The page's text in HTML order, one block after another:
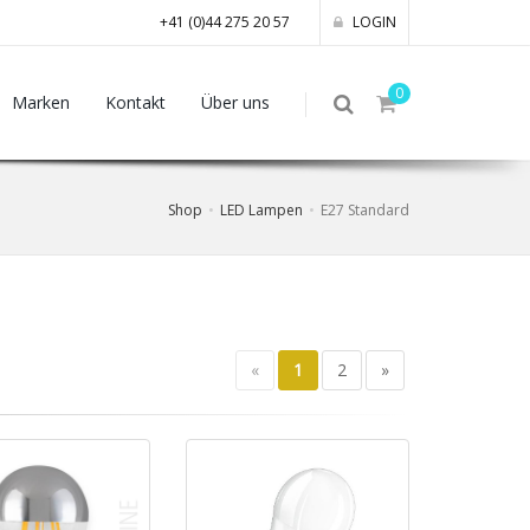
+41 (0)44 275 20 57 LOGIN
0
Marken Kontakt Über uns
Shop LED Lampen E27 Standard
« 1 2 »